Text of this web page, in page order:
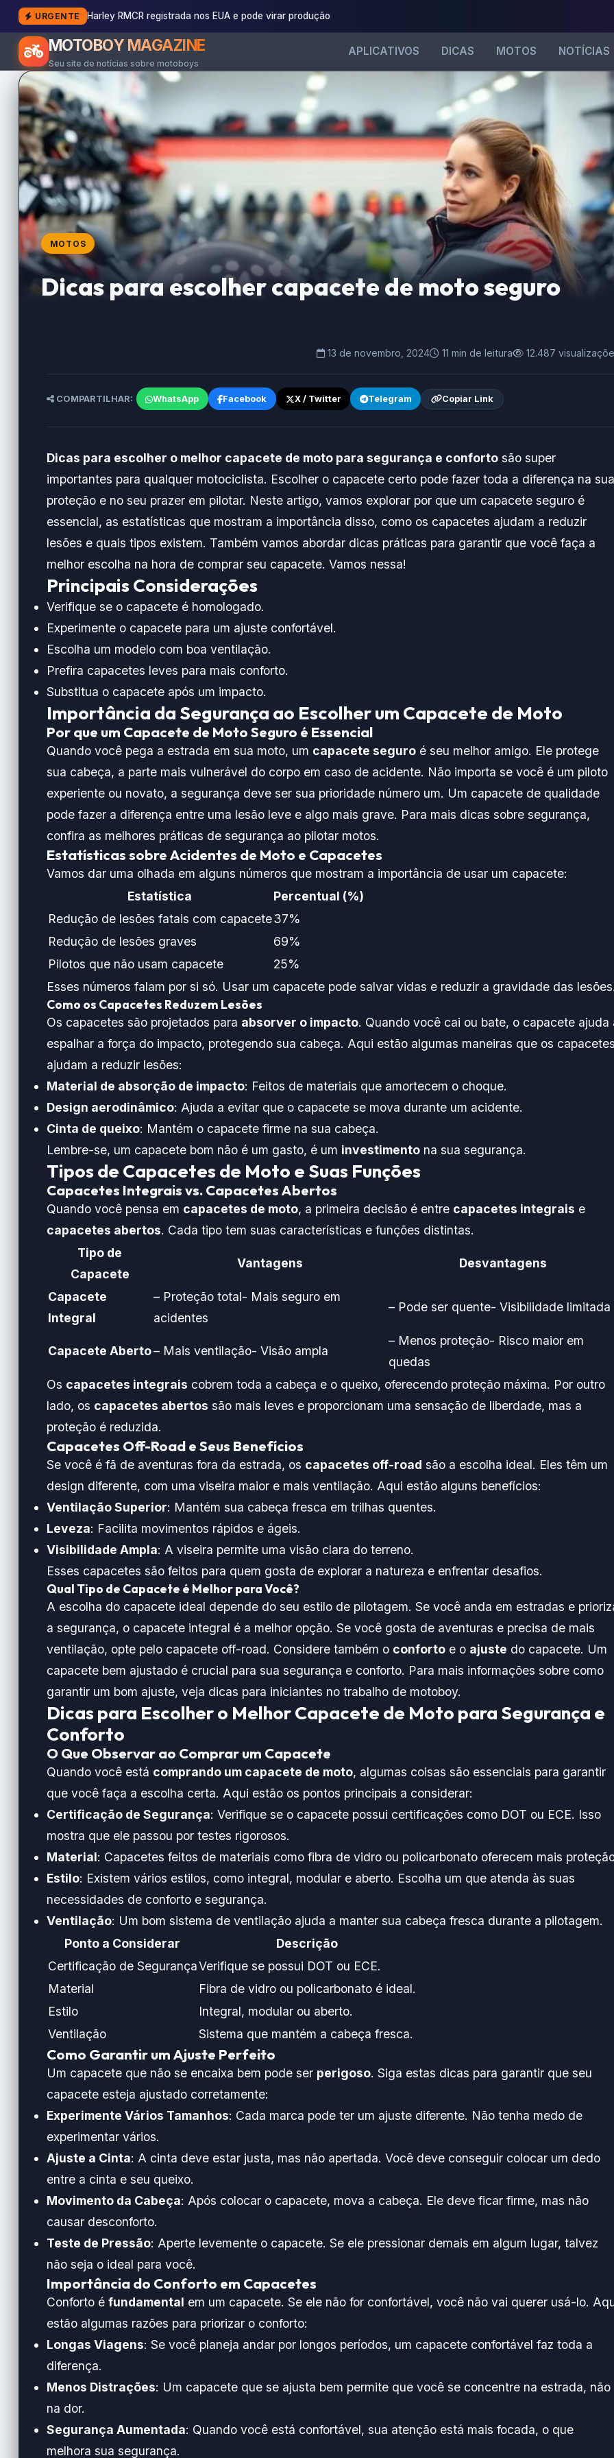
URGENTE Harley RMCR registrada nos EUA e pode virar produção
MOTOBOY MAGAZINE
Seu site de notícias sobre motoboys
APLICATIVOS DICAS MOTOS NOTÍCIAS
MOTOS
Dicas para escolher capacete de moto seguro
13 de novembro, 2024 11 min de leitura 12.487
COMPARTILHAR: WhatsApp Facebook X / Twitter Telegram Copiar Link
Dicas para escolher o melhor capacete de moto para segurança e confortosão super
importantes para qualquer motociclista. Escolher o capacete certo pode fazer toda a diferença na sua
proteção e no seu prazer em pilotar. Neste artigo, vamos explorar por que um capacete seguro é
essencial, as estatísticas que mostram a importância disso, como os capacetes ajudam a reduzir
lesões e quais tipos existem. Também vamos abordar dicas práticas para garantir que você faça a
melhor escolha na hora de comprar seu capacete. Vamos nessa!
Principais Considerações
Verifique se o capacete é homologado.
Experimente o capacete para um ajuste confortável.
Escolha um modelo com boa ventilação.
Prefira capacetes leves para mais conforto.
Substitua o capacete após um impacto.
Importância da Segurança ao Escolher um Capacete de Moto
Por que um Capacete de Moto Seguro é Essencial
Quando você pega a estrada em sua moto, um capacete seguroé seu melhor amigo. Ele protege
sua cabeça, a parte mais vulnerável do corpo em caso de acidente. Não importa se você é um piloto
experiente ou novato, a segurança deve ser sua prioridade número um. Um capacete de qualidade
pode fazer a diferença entre uma lesão leve e algo mais grave. Para mais dicas sobre segurança,
confira as melhores práticas de segurança ao pilotar motos.
Estatísticas sobre Acidentes de Moto e Capacetes
Vamos dar uma olhada em alguns números que mostram a importância de usar um capacete:
Estatística
Percentual (%)
Redução de lesões fatais com capacete37%
Redução de lesões graves
69%
Pilotos que não usam capacete
25%
Esses números falam por si só. Usar um capacete pode salvar vidas e reduzir a gravidade das
Como os Capacetes Reduzem Lesões
Os capacetes são projetados para absorver o impacto. Quando você cai ou bate, o capacete ajuda
espalhar a força do impacto, protegendo sua cabeça. Aqui estão algumas maneiras que os
ajudam a reduzir lesões:
Material de absorção de impacto: Feitos de materiais que amortecem o choque.
Design aerodinâmico: Ajuda a evitar que o capacete se mova durante um acidente.
Cinta de queixo: Mantém o capacete firme na sua cabeça.
Lembre-se, um capacete bom não é um gasto, é um investimentona sua segurança.
Tipos de Capacetes de Moto e Suas Funções
Capacetes Integrais vs. Capacetes Abertos
Quando você pensa em capacetes de moto, a primeira decisão é entre capacetes integrais e
capacetes abertos. Cada tipo tem suas características e funções distintas.
Tipo de
Capacete
Vantagens Desvantagens
Capacete
Integral
– Proteção total- Mais seguro em
acidentes
– Pode ser quente- Visibilidade limitada
Capacete Aberto– Mais ventilação- Visão ampla
– Menos proteção- Risco maior em
quedas
Os capacetes integrais cobrem toda a cabeça e o queixo, oferecendo proteção máxima. Por outro
lado, os capacetes abertos são mais leves e proporcionam uma sensação de liberdade, mas a
proteção é reduzida.
Capacetes Off-Road e Seus Benefícios
Se você é fã de aventuras fora da estrada, os capacetes off-road são a escolha ideal. Eles têm um
design diferente, com uma viseira maior e mais ventilação. Aqui estão alguns benefícios:
Ventilação Superior: Mantém sua cabeça fresca em trilhas quentes.
Leveza: Facilita movimentos rápidos e ágeis.
Visibilidade Ampla: A viseira permite uma visão clara do terreno.
Esses capacetes são feitos para quem gosta de explorar a natureza e enfrentar desafios.
Qual Tipo de Capacete é Melhor para Você?
A escolha do capacete ideal depende do seu estilo de pilotagem. Se você anda em estradas e
a segurança, o capacete integral é a melhor opção. Se você gosta de aventuras e precisa de mais
ventilação, opte pelo capacete off-road. Considere também o confortoe o ajuste do capacete. Um
capacete bem ajustado é crucial para sua segurança e conforto. Para mais informações sobre como
garantir um bom ajuste, veja dicas para iniciantes no trabalho de motoboy.
Dicas para Escolher o Melhor Capacete de Moto para Segurança e
Conforto
O Que Observar ao Comprar um Capacete
Quando você está comprando um capacete de moto, algumas coisas são essenciais para garantir
que você faça a escolha certa. Aqui estão os pontos principais a considerar:
Certificação de Segurança: Verifique se o capacete possui certificações como DOT ou ECE. Isso
mostra que ele passou por testes rigorosos.
Material: Capacetes feitos de materiais como fibra de vidro ou policarbonato oferecem mais
Estilo: Existem vários estilos, como integral, modular e aberto. Escolha um que atenda às suas
necessidades de conforto e segurança.
Ventilação: Um bom sistema de ventilação ajuda a manter sua cabeça fresca durante a pilotagem.
Ponto a Considerar
Descrição
Certificação de SegurançaVerifique se possui DOT ou ECE.
Material
Fibra de vidro ou policarbonato é ideal.
Estilo
Integral, modular ou aberto.
Ventilação
Sistema que mantém a cabeça fresca.
Como Garantir um Ajuste Perfeito
Um capacete que não se encaixa bem pode ser perigoso. Siga estas dicas para garantir que seu
capacete esteja ajustado corretamente:
Experimente Vários Tamanhos: Cada marca pode ter um ajuste diferente. Não tenha medo de
experimentar vários.
Ajuste a Cinta: A cinta deve estar justa, mas não apertada. Você deve conseguir colocar um dedo
entre a cinta e seu queixo.
Movimento da Cabeça: Após colocar o capacete, mova a cabeça. Ele deve ficar firme, mas não
causar desconforto.
Teste de Pressão: Aperte levemente o capacete. Se ele pressionar demais em algum lugar, talvez
não seja o ideal para você.
Importância do Conforto em Capacetes
Conforto é fundamental em um capacete. Se ele não for confortável, você não vai querer usá-lo.
estão algumas razões para priorizar o conforto:
Longas Viagens: Se você planeja andar por longos períodos, um capacete confortável faz toda a
diferença.
Menos Distrações: Um capacete que se ajusta bem permite que você se concentre na estrada, não
na dor.
Segurança Aumentada: Quando você está confortável, sua atenção está mais focada, o que
melhora sua segurança.